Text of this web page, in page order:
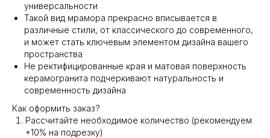
универсальности
Такой вид мрамора прекрасно вписывается в
различные стили, от классического до современного,
и может стать ключевым элементом дизайна вашего
пространства
Не ректифицированные края и матовая поверхность
керамогранита подчеркивают натуральность и
современность дизайна
Как оформить заказ?
Рассчитайте необходимое количество (рекомендуем
+10% на подрезку)